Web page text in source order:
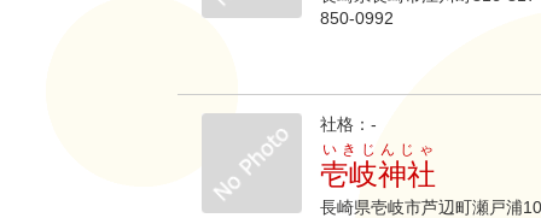
850-0992
社格：-
壱岐神社
いきじんじゃ
長崎県壱岐市芦辺町瀬戸浦